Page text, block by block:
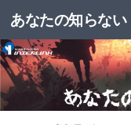
あなたの知らな